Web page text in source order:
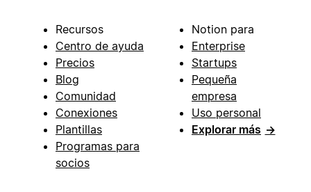
Recursos
Centro de ayuda
Precios
Blog
Comunidad
Conexiones
Plantillas
Programas para
socios
Notion para
Enterprise
Startups
Pequeña
empresa
Uso personal
Explorar más →